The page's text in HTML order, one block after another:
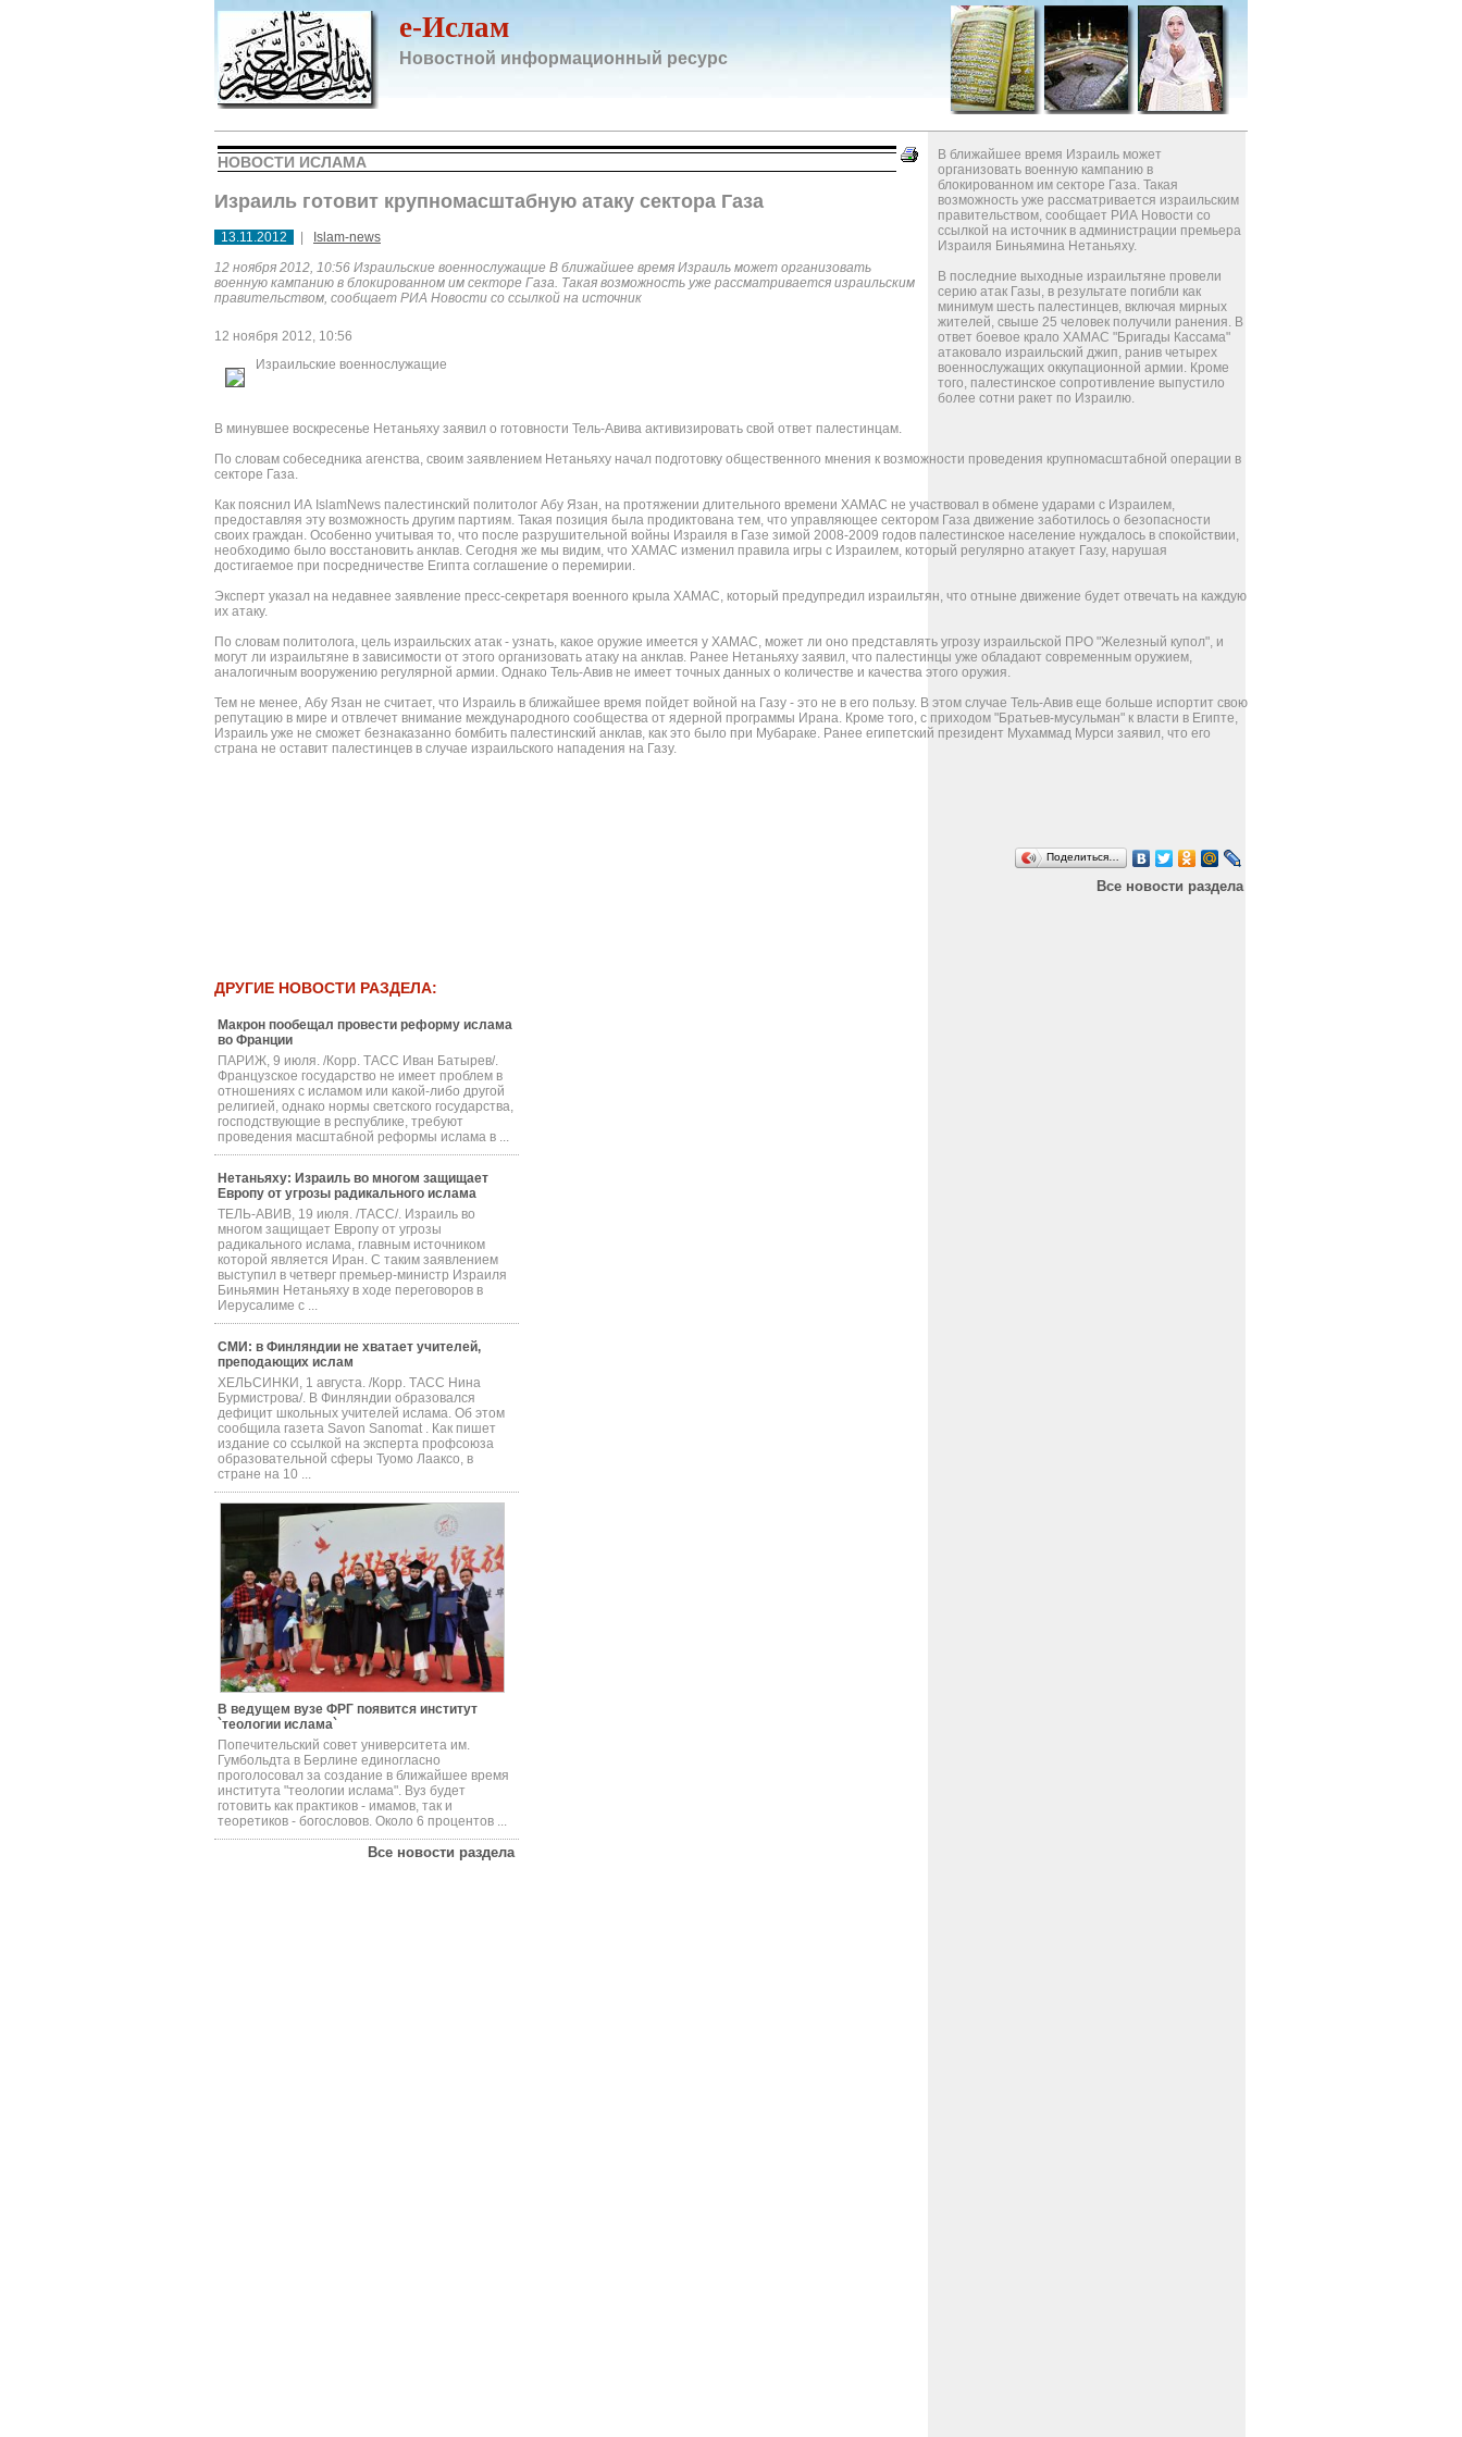
e-Ислам
Новостной информационный ресурс
НОВОСТИ ИСЛАМА
Израиль готовит крупномасштабную атаку сектора Газа
13.11.2012
Islam-news
12 ноября 2012, 10:56 Израильские военнослужащие В ближайшее время Израиль может организовать
военную кампанию в блокированном им секторе Газа. Такая возможность уже рассматривается израильским
правительством, сообщает РИА Новости со ссылкой на источник
12 ноября 2012, 10:56
Израильские военнослужащие
В ближайшее время Израиль может
организовать военную кампанию в
блокированном им секторе Газа. Такая
возможность уже рассматривается израильским
правительством, сообщает РИА Новости со
ссылкой на источник в администрации премьера
Израиля Биньямина Нетаньяху.
В последние выходные израильтяне провели
серию атак Газы, в результате погибли как
минимум шесть палестинцев, включая мирных
жителей, свыше 25 человек получили ранения. В
ответ боевое крало ХАМАС "Бригады Кассама"
атаковало израильский джип, ранив четырех
военнослужащих оккупационной армии. Кроме
того, палестинское сопротивление выпустило
более сотни ракет по Израилю.
В минувшее воскресенье Нетаньяху заявил о готовности Тель-Авива активизировать свой ответ палестинцам.
По словам собеседника агенства, своим заявлением Нетаньяху начал подготовку общественного мнения к возможности проведения крупномасштабной операции в
секторе Газа.
Как пояснил ИА IslamNews палестинский политолог Абу Язан, на протяжении длительного времени ХАМАС не участвовал в обмене ударами с Израилем,
предоставляя эту возможность другим партиям. Такая позиция была продиктована тем, что управляющее сектором Газа движение заботилось о безопасности
своих граждан. Особенно учитывая то, что после разрушительной войны Израиля в Газе зимой 2008-2009 годов палестинское население нуждалось в спокойствии,
необходимо было восстановить анклав. Сегодня же мы видим, что ХАМАС изменил правила игры с Израилем, который регулярно атакует Газу, нарушая
достигаемое при посредничестве Египта соглашение о перемирии.
Эксперт указал на недавнее заявление пресс-секретаря военного крыла ХАМАС, который предупредил израильтян, что отныне движение будет отвечать на каждую
их атаку.
По словам политолога, цель израильских атак - узнать, какое оружие имеется у ХАМАС, может ли оно представлять угрозу израильской ПРО "Железный купол", и
могут ли израильтяне в зависимости от этого организовать атаку на анклав. Ранее Нетаньяху заявил, что палестинцы уже обладают современным оружием,
аналогичным вооружению регулярной армии. Однако Тель-Авив не имеет точных данных о количестве и качества этого оружия.
Тем не менее, Абу Язан не считает, что Израиль в ближайшее время пойдет войной на Газу - это не в его пользу. В этом случае Тель-Авив еще больше испортит свою
репутацию в мире и отвлечет внимание международного сообщества от ядерной программы Ирана. Кроме того, с приходом "Братьев-мусульман" к власти в Египте,
Израиль уже не сможет безнаказанно бомбить палестинский анклав, как это было при Мубараке. Ранее египетский президент Мухаммад Мурси заявил, что его
страна не оставит палестинцев в случае израильского нападения на Газу.
Поделиться…
Все новости раздела
ДРУГИЕ НОВОСТИ РАЗДЕЛА:
Макрон пообещал провести реформу ислама
во Франции
ПАРИЖ, 9 июля. /Корр. ТАСС Иван Батырев/.
Французское государство не имеет проблем в
отношениях с исламом или какой-либо другой
религией, однако нормы светского государства,
господствующие в республике, требуют
проведения масштабной реформы ислама в ...
Нетаньяху: Израиль во многом защищает
Европу от угрозы радикального ислама
ТЕЛЬ-АВИВ, 19 июля. /ТАСС/. Израиль во
многом защищает Европу от угрозы
радикального ислама, главным источником
которой является Иран. С таким заявлением
выступил в четверг премьер-министр Израиля
Биньямин Нетаньяху в ходе переговоров в
Иерусалиме с ...
СМИ: в Финляндии не хватает учителей,
преподающих ислам
ХЕЛЬСИНКИ, 1 августа. /Корр. ТАСС Нина
Бурмистрова/. В Финляндии образовался
дефицит школьных учителей ислама. Об этом
сообщила газета Savon Sanomat . Как пишет
издание со ссылкой на эксперта профсоюза
образовательной сферы Туомо Лааксо, в
стране на 10 ...
В ведущем вузе ФРГ появится институт
`теологии ислама`
Попечительский совет университета им.
Гумбольдта в Берлине единогласно
проголосовал за создание в ближайшее время
института "теологии ислама". Вуз будет
готовить как практиков - имамов, так и
теоретиков - богословов. Около 6 процентов ...
Все новости раздела